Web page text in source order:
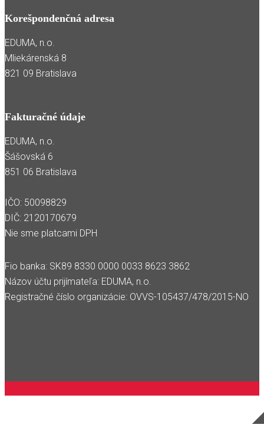
Korešpondenčná adresa
EDUMA, n.o.
Mliekárenská 8
821 09 Bratislava
Fakturačné údaje
EDUMA, n.o.
Šášovská 6
851 06 Bratislava
IČO: 50098829
DIČ: 2120170679
Nie sme platcami DPH
Fio banka: SK89 8330 0000 0033 8623 3862
Názov účtu prijímateľa: EDUMA, n.o.
Registračné číslo organizácie: OVVS-105437/478/2015-NO